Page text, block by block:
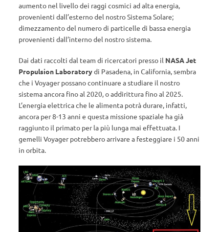
aumento nel livello dei raggi cosmici ad alta energia,
provenienti dall’esterno del nostro Sistema Solare;
dimezzamento del numero di particelle di bassa energia
provenienti dall’interno del nostro sistema.
Dai dati raccolti dal team di ricercatori presso il NASA Jet
Propulsion Laboratorydi Pasadena, in California, sembra
che i Voyager possano continuare a studiare il nostro
sistema ancora fino al 2020, o addirittura fino al 2025.
L’energia elettrica che le alimenta potrà durare, infatti,
ancora per 8-13 anni e questa missione spaziale ha già
raggiunto il primato per la più lunga mai effettuata. I
gemelli Voyager potrebbero arrivare a festeggiare i 50 anni
in orbita.